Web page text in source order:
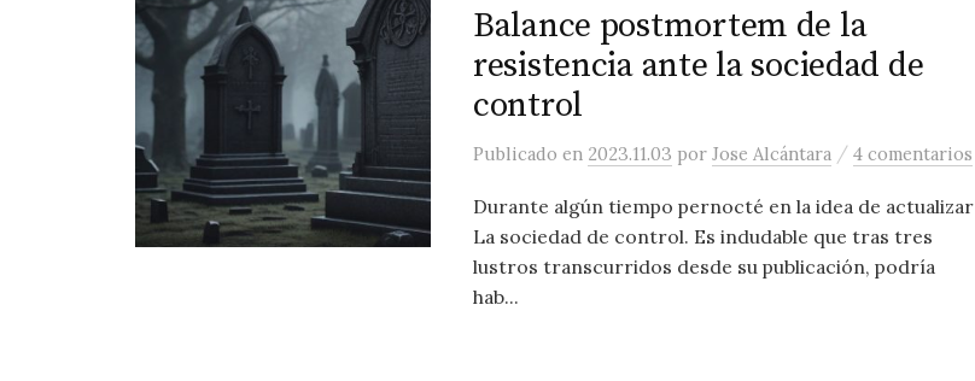
Balance postmortem de la
resistencia ante la sociedad de
control
Publicado en 2023.11.03 por Jose Alcántara / 4 comentarios
Durante algún tiempo pernocté en la idea de actualizar
La sociedad de control. Es indudable que tras tres
lustros transcurridos desde su publicación, podría
hab...